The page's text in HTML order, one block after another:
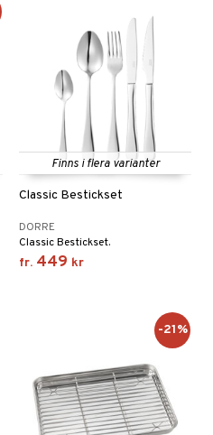
Finns i flera varianter
Classic Bestickset
DORRE
Classic Bestickset.
fr. 449 kr
-21%